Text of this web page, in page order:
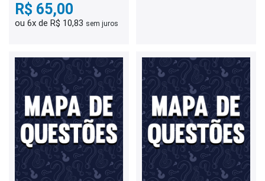
R$ 65,00
ou 6x de R$ 10,83 sem juros